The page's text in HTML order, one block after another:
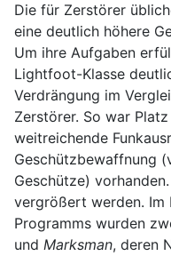
Die für Zerstörer
eine deutlich höhere
Um ihre Aufgaben
Lightfoot-Klasse
Verdrängung im
Zerstörer. So war
weitreichende
Geschützbewaffnung
Geschütze)
vergrößert werden. Im
Programms wurden
und Marksman, deren